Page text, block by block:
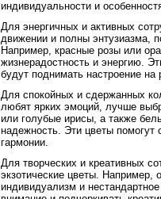
индивидуальности и
Для энергичных и активных
движении и полны энтузиазма,
Например, красные розы или
жизнерадостность и энергию.
будут поднимать настроение на
Для спокойных и сдержанных
любят ярких эмоций, лучше
или голубые ирисы, а также
надежность. Эти цветы помогут
гармонии.
Для творческих и креативных
экзотические цветы. Например,
индивидуализм и